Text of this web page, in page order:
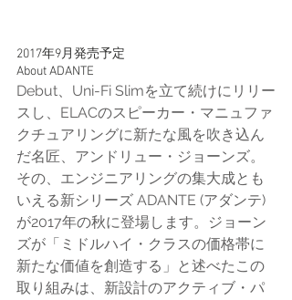
2017年9月発売予定
About ADANTE
Debut、Uni-Fi Slimを立て続けにリリー
スし、ELACのスピーカー・マニュファ
クチュアリングに新たな風を吹き込ん
だ名匠、アンドリュー・ジョーンズ。
その、エンジニアリングの集大成とも
いえる新シリーズ ADANTE (アダンテ)
が2017年の秋に登場します。ジョーン
ズが「ミドルハイ・クラスの価格帯に
新たな価値を創造する」と述べたこの
取り組みは、新設計のアクティブ・パ